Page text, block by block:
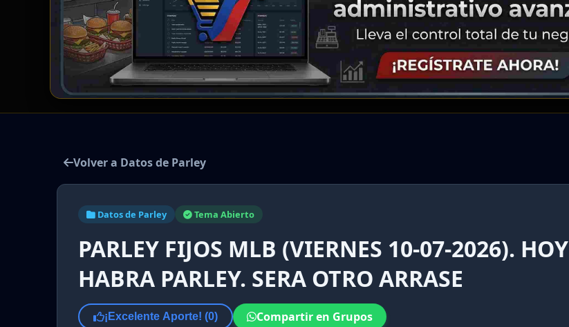
Volver a Datos de Parley
Datos de Parley Tema Abierto
PARLEY FIJOS MLB (VIERNES 10-07-2026). HOY
HABRA PARLEY. SERA OTRO ARRASE
¡Excelente Aporte! (0) Compartir en Grupos